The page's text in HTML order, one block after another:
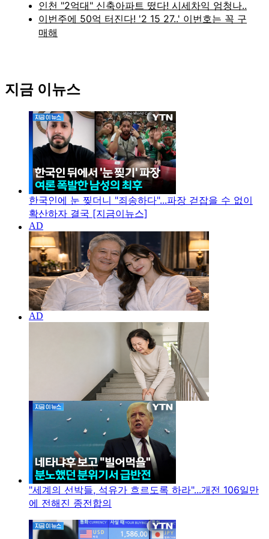
지금 이뉴스
한국인에 눈 찢더니 "죄송하다"...파장 걷잡을 수 없이
확산하자 결국 [지금이뉴스]
"세계의 선박들, 석유가 흐르도록 하라"...개전 106일만
에 전해진 종전합의